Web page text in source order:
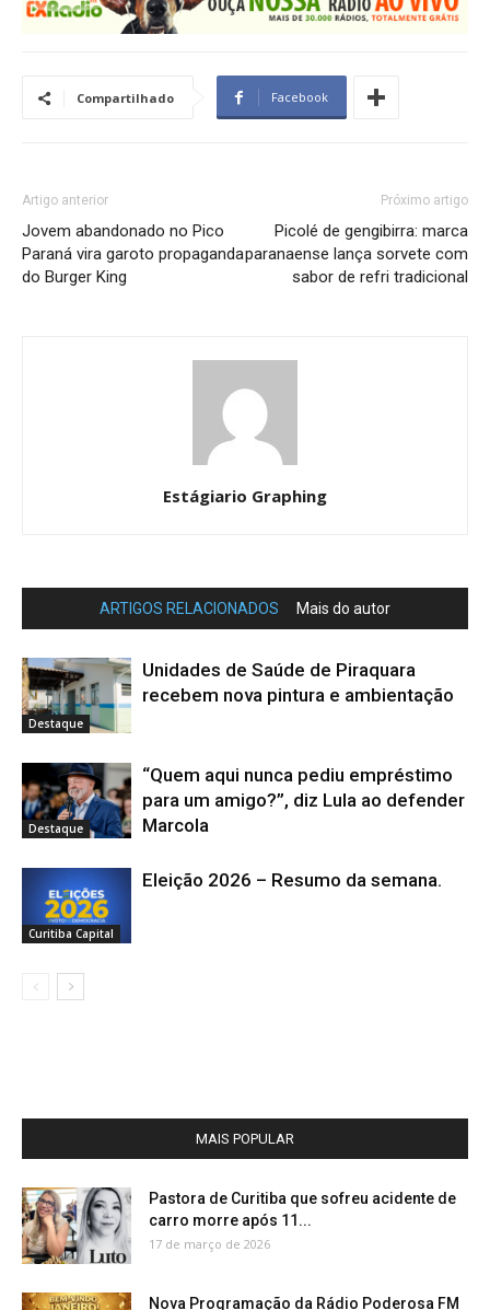
Compartilhado Facebook
Artigo anterior
Jovem abandonado no Pico
Paraná vira garoto propaganda
do Burger King
Próximo artigo
Picolé de gengibirra: marca
paranaense lança sorvete com
sabor de refri tradicional
Estágiario Graphing
ARTIGOS RELACIONADOS Mais do autor
Destaque
Unidades de Saúde de Piraquara
recebem nova pintura e ambientação
Destaque
“Quem aqui nunca pediu empréstimo
para um amigo?”, diz Lula ao defender
Marcola
Curitiba Capital
Eleição 2026 – Resumo da semana.
MAIS POPULAR
Pastora de Curitiba que sofreu acidente de
carro morre após 11...
17 de março de 2026
Nova Programação da Rádio Poderosa FM